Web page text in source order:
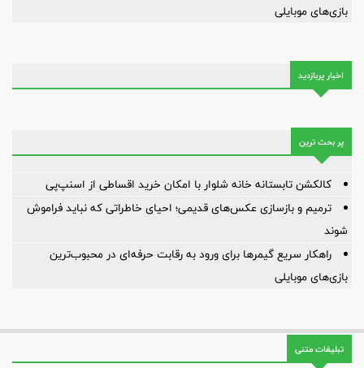
بازی‌های موبایلی
اخبار پربازدید
پر بحث ترین
کالکشن تابستانه خانه شلوار با امکان خرید اقساطی از اسنپ‌پی
ترمیم و بازسازی عکس‌های قدیمی؛ احیای خاطراتی که نباید فراموش
شوند
راهکار سریع گیمرها برای ورود به رقابت حرفه‌ای در محبوب‌ترین
بازی‌های موبایلی
تبلیغات متنی